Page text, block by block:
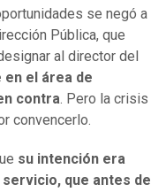
se negó a
Pública, que
al director del
el área de
contra. Pero la crisis
convencerlo.
su intención era
que antes de